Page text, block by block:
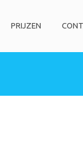
PRIJZEN